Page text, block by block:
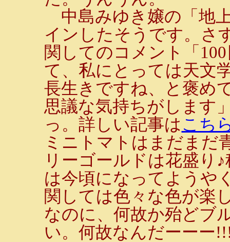
中島みゆき嬢の「地
インしたそうです。さ
関してのコメント「
て、私にとっては天文
長生きですね、と褒め
思議な気持ちがします
っ。詳しい記事は こち
ミニトマトはまだまだ
リーゴールドは花盛り
は今頃になってようや
関しては色々な色が楽
なのに、何故か殆どブ
い。何故なんだーーー